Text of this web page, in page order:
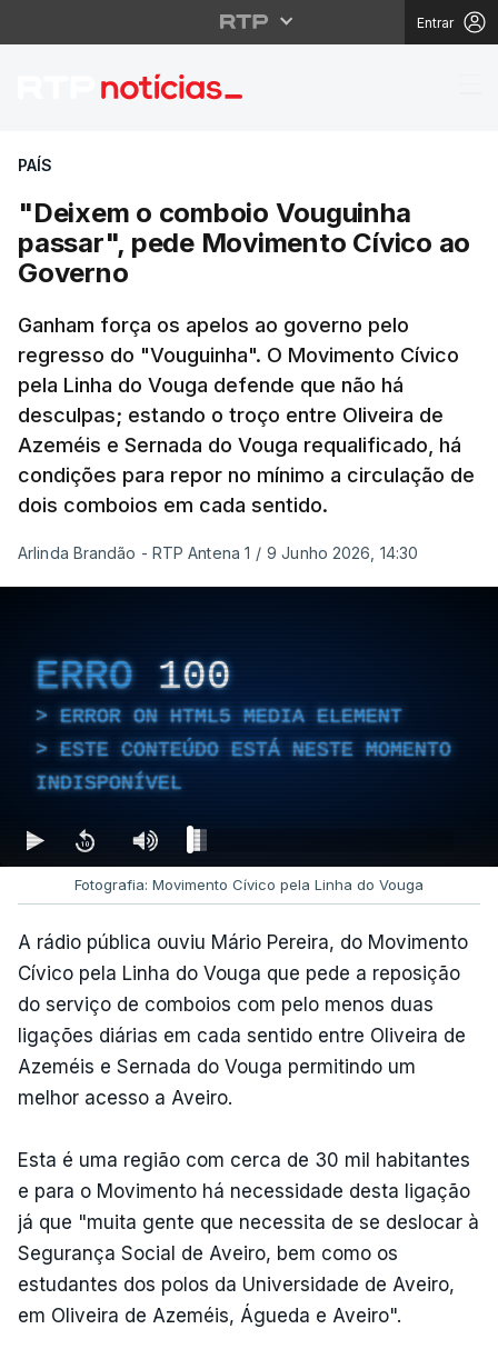
Entrar
"Deixem o comboio
PAÍS
"Deixem o comboio Vouguinha
passar", pede Movimento Cívico ao
Governo
Ganham força os apelos ao governo pelo
regresso do "Vouguinha". O Movimento Cívico
pela Linha do Vouga defende que não há
desculpas; estando o troço entre Oliveira de
Azeméis e Sernada do Vouga requalificado, há
condições para repor no mínimo a circulação de
dois comboios em cada sentido.
Arlinda Brandão - RTP Antena 1 / 9 Junho 2026, 14:30
ERRO 100
ERROR ON HTML5 MEDIA ELEMENT
ESTE CONTEÚDO ESTÁ NESTE MOMENTO
INDISPONÍVEL
Fotografia: Movimento Cívico pela Linha do Vouga
A rádio pública ouviu Mário Pereira, do Movimento
Cívico pela Linha do Vouga que pede a reposição
do serviço de comboios com pelo menos duas
ligações diárias em cada sentido entre Oliveira de
Azeméis e Sernada do Vouga permitindo um
melhor acesso a Aveiro.
Esta é uma região com cerca de 30 mil habitantes
e para o Movimento há necessidade desta ligação
já que "muita gente que necessita de se deslocar à
Segurança Social de Aveiro, bem como os
estudantes dos polos da Universidade de Aveiro,
em Oliveira de Azeméis, Águeda e Aveiro".